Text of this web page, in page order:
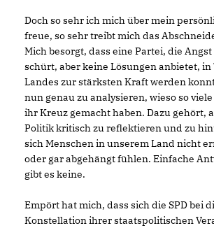
Doch so sehr ich mich über mein
freue, so sehr treibt mich das
Mich besorgt, dass eine Partei, die
schürt, aber keine Lösungen anbietet, in
Landes zur stärksten Kraft werden
nun genau zu analysieren, wieso so
ihr Kreuz gemacht haben. Dazu gehört,
Politik kritisch zu reflektieren und zu
sich Menschen in unserem Land nicht
oder gar abgehängt fühlen. Einfache
gibt es keine.
Empört hat mich, dass sich die SPD bei
Konstellation ihrer staatspolitischen